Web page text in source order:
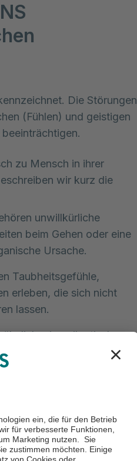
Die Störungen
(Fühlen) und geistigen
zu Mensch in ihrer
wir kurz die
unwillkürliche
beim Gehen oder eine
Ursache.
Taubheitsgefühle,
erleben, die sich nicht
lassen.
wie epileptische
diesen, durch elektrische